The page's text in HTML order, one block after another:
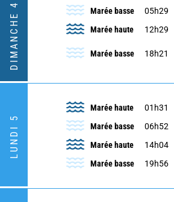
DIMANCHE 4 Marée basse 05h29
Marée haute
12h29
Marée basse 18h21
LUNDI 5
Marée haute 01h31
Marée basse
06h52
Marée haute 14h04
Marée basse
19h56